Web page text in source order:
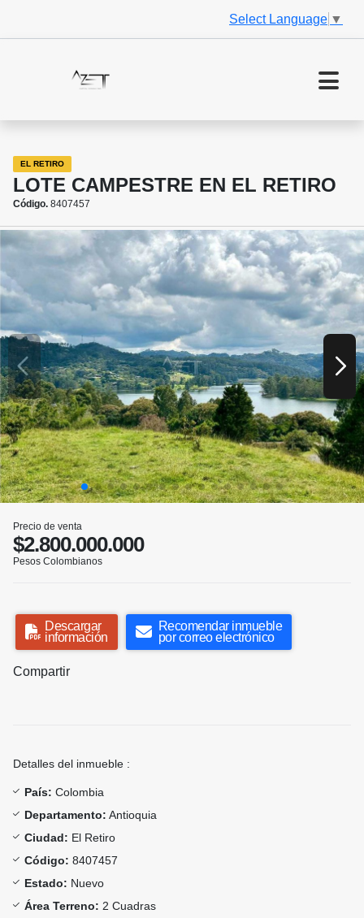
Select Language ▼
EL RETIRO
LOTE CAMPESTRE EN EL RETIRO
Código. 8407457
Precio de venta
$2.800.000.000
Pesos Colombianos
Descargar
información
Recomendar inmueble
por correo electrónico
Compartir
Detalles del inmueble :
País: Colombia
Departamento: Antioquia
Ciudad: El Retiro
Código: 8407457
Estado: Nuevo
Área Terreno: 2 Cuadras